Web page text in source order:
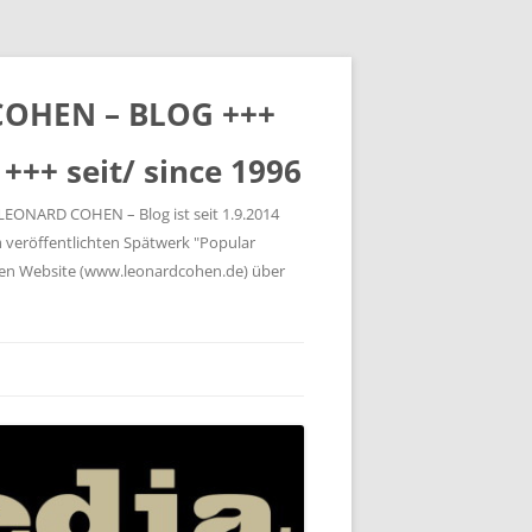
– BLOG +++
seit/ since 1996
COHEN – Blog ist seit 1.9.2014
veröffentlichten Spätwerk "Popular
Website (www.leonardcohen.de) über